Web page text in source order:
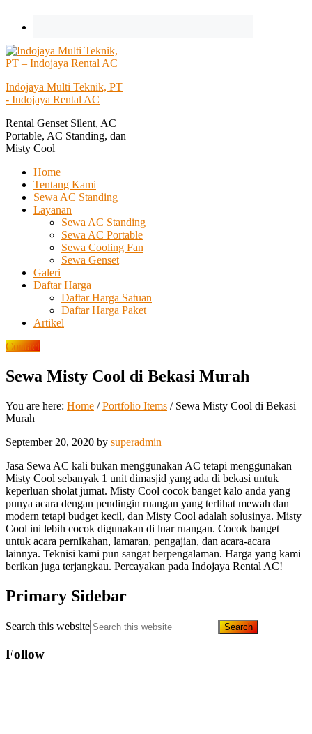
Indojaya Multi Teknik, PT
- Indojaya Rental AC
Rental Genset Silent, AC
Portable, AC Standing, dan
Misty Cool
Home
Tentang Kami
Sewa AC Standing
Layanan
Sewa AC Standing
Sewa AC Portable
Sewa Cooling Fan
Sewa Genset
Galeri
Daftar Harga
Daftar Harga Satuan
Daftar Harga Paket
Artikel
Contact
Sewa Misty Cool di Bekasi Murah
You are here: Home / Portfolio Items /Sewa Misty Cool di Bekasi
Murah
September 20, 2020 by superadmin
Jasa Sewa AC kali bukan menggunakan AC tetapi menggunakan
Misty Cool sebanyak 1 unit dimasjid yang ada di bekasi untuk
keperluan sholat jumat. Misty Cool cocok banget kalo anda yang
punya acara dengan pendingin ruangan yang terlihat mewah dan
modern tetapi budget kecil, dan Misty Cool adalah solusinya. Misty
Cool ini lebih cocok digunakan di luar ruangan. Cocok banget
untuk acara pernikahan, lamaran, pengajian, dan acara-acara
lainnya. Teknisi kami pun sangat berpengalaman. Harga yang kami
berikan juga terjangkau. Percayakan pada Indojaya Rental AC!
Primary Sidebar
Search this website
Follow